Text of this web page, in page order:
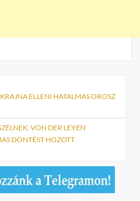
ELLENI HATALMAS OROSZ
VON DER LEYEN
DÖNTÉST HOZOTT